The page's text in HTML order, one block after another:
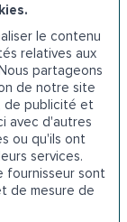
le contenu
relatives aux
partageons
de notre site
de publicité et
avec d'autres
ou qu'ils ont
services.
fournisseur sont
de mesure de
la Providence,
aide aux
Cette
visant à